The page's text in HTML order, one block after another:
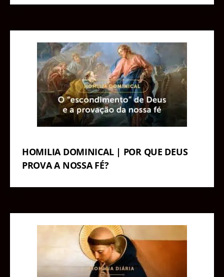
HOMILIA DOMINICAL | POR QUE DEUS
PROVA A NOSSA FÉ?